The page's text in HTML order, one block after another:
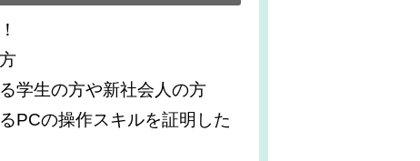
学生の方や新社会人の方
PCの操作スキルを証明した